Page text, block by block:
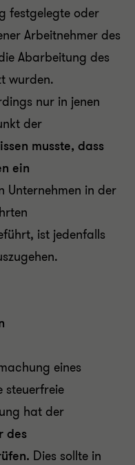
festgelegte oder
Arbeitnehmer des
Abarbeitung des
wurden.
nur in jenen
der
musste, dass
ein
Unternehmen in der
ist jedenfalls
eines
steuerfreie
hat der
des
. Dies sollte in